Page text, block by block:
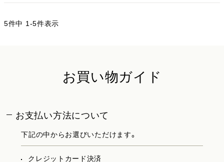
5件中 1-5件表示
お買い物ガイド
お支払い方法について
下記の中からお選びいただけます。
クレジットカード決済